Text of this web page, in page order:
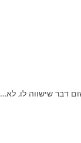
דבר שישווה לו, לא…